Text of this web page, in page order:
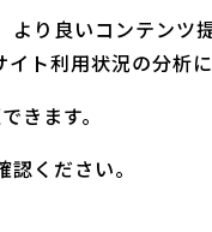
ジョの奇妙な
より良いコンテンツ
ト利用状況の分析
きます。
認ください。